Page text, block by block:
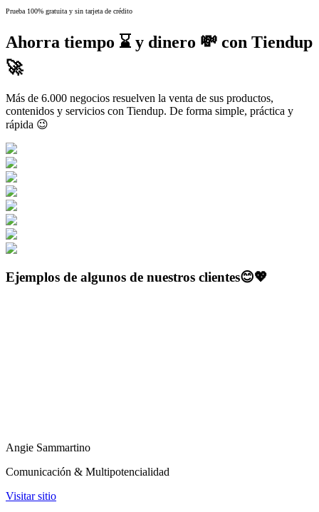
Prueba 100% gratuita y sin tarjeta de crédito
Ahorra tiempo ⌛ y dinero 💸 con Tiendup
🚀
Más de 6.000 negocios resuelven la venta de sus productos,
contenidos y servicios con Tiendup. De forma simple, práctica y
rápida 😉
Ejemplos de algunos de nuestros clientes😊💖
Angie Sammartino
Comunicación & Multipotencialidad
Visitar sitio